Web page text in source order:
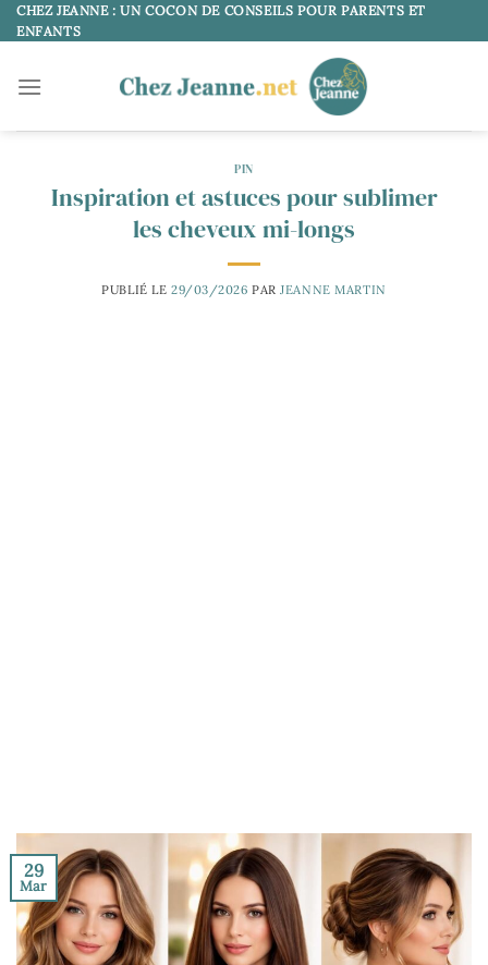
Passer
au
CHEZ JEANNE : UN COCON DE CONSEILS POUR PARENTS ET
ENFANTS
PIN
Inspiration et astuces pour sublimer
les cheveux mi-longs
PUBLIÉ LE 29/03/2026 PAR JEANNE MARTIN
29
Mar